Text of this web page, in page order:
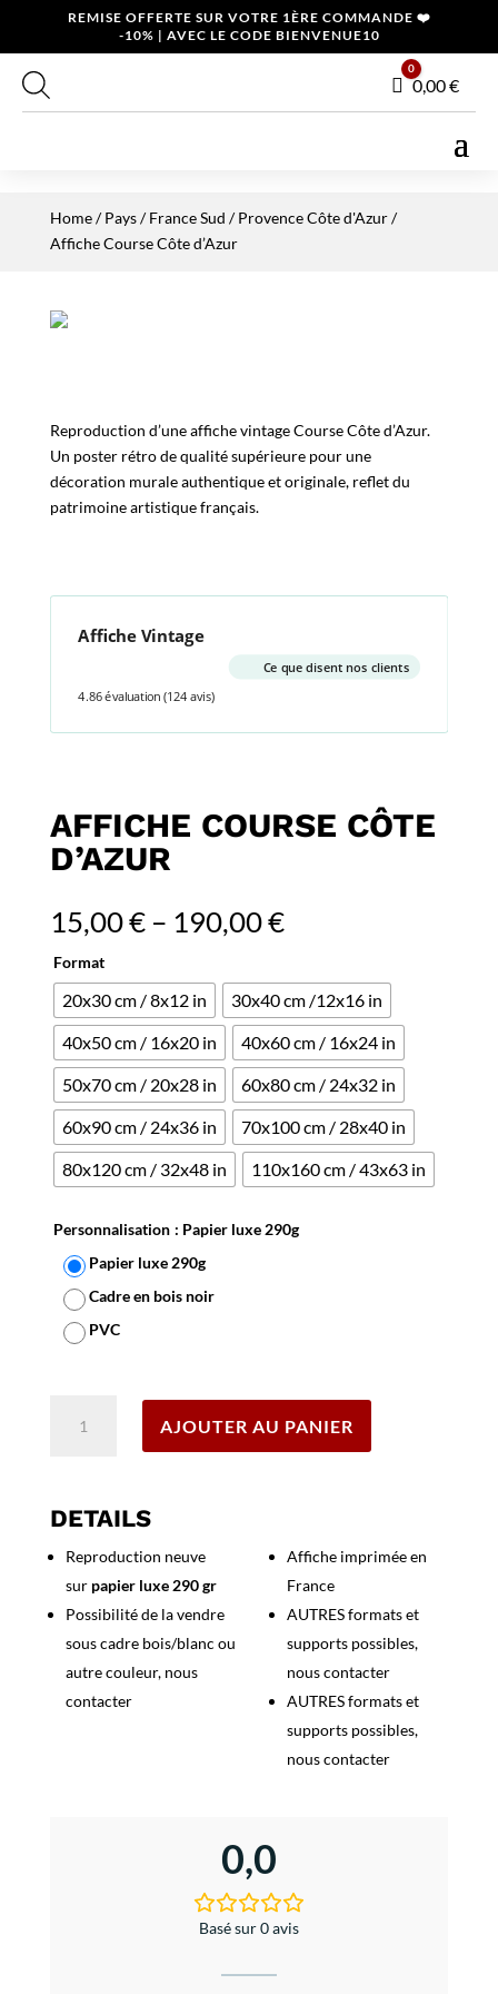
REMISE OFFERTE SUR VOTRE 1ÈRE COMMANDE ❤️
-10% | AVEC LE CODE BIENVENUE10
Panier
0
0,00€
Home/Pays/France Sud /Provence Côte d'Azur/
Affiche Course Côte d’Azur
Reproduction d’une affiche vintage Course Côte d’Azur.
Un poster rétro de qualité supérieure pour une
décoration murale authentique et originale, reflet du
patrimoine artistique français.
Affiche Vintage
Ce que disent nos clients
4.86 évaluation (124 avis)
AFFICHE COURSE CÔTE
D’AZUR
15,00€– 190,00€
Format
20x30 cm / 8x12 in
30x40 cm /12x16 in
40x50 cm / 16x20 in
40x60 cm / 16x24 in
50x70 cm / 20x28 in
60x80 cm / 24x32 in
60x90 cm / 24x36 in
70x100 cm / 28x40 in
80x120 cm / 32x48 in
110x160 cm / 43x63 in
Personnalisation : Papier luxe 290g
Papier luxe 290g
Cadre en bois noir
PVC
Côte
AJOUTER AU PANIER
DETAILS
Reproduction neuve
sur papier luxe 290 gr
Possibilité de la vendre
sous cadre bois/blanc ou
autre couleur, nous
contacter
Affiche imprimée en
France
AUTRES formats et
supports possibles,
nous contacter
AUTRES formats et
supports possibles,
nous contacter
0,0
Basé sur 0 avis